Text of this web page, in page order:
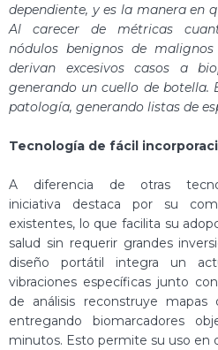
dependiente, y es la manera en
Al carecer de métricas
nódulos benignos de
derivan excesivos casos a
generando un cuello de botella.
patología, generando listas de
Tecnología de fácil
A diferencia de otras
iniciativa destaca por su
existentes, lo que facilita su
salud sin requerir grandes
diseño portátil integra un
vibraciones específicas junto
de análisis reconstruye
entregando biomarcadores
minutos. Esto permite su uso en